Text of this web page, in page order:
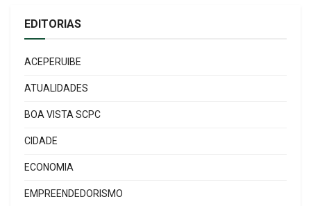
EDITORIAS
ACEPERUIBE
ATUALIDADES
BOA VISTA SCPC
CIDADE
ECONOMIA
EMPREENDEDORISMO